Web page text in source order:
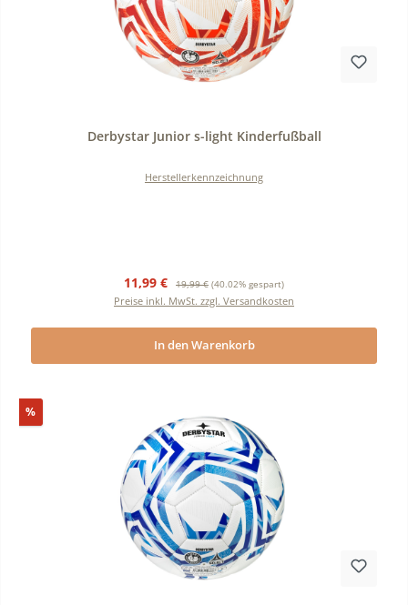
Derbystar Junior s-light Kinderfußball
Herstellerkennzeichnung
Verkaufspreis:
11,99 € 19,99 € (40.02% gespart)
Preise inkl. MwSt. zzgl. Versandkosten
In den Warenkorb
%Rabatt